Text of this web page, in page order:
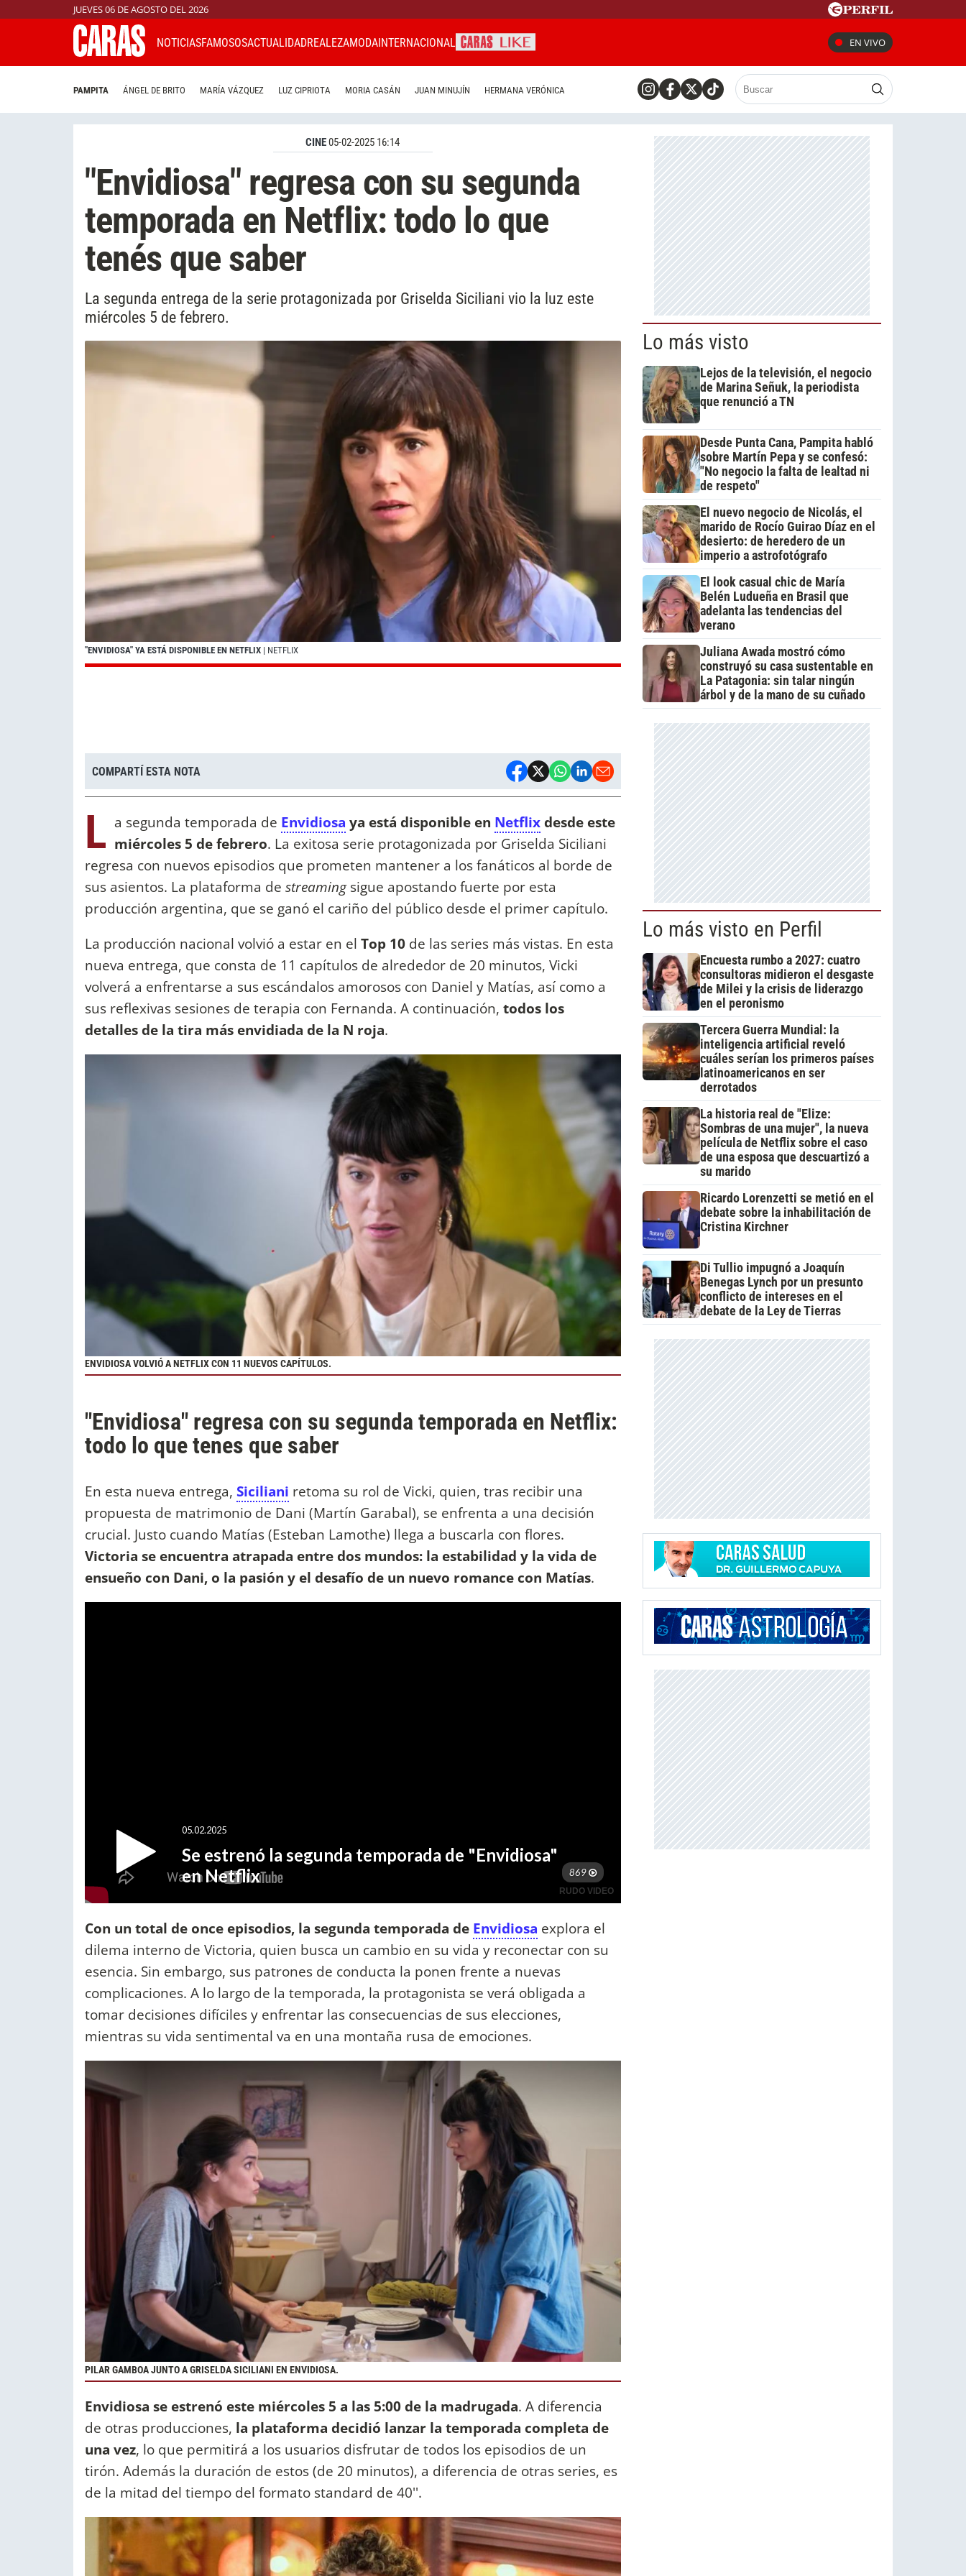
JUEVES 06 DE AGOSTO DEL 2026
NOTICIASFAMOSOSACTUALIDADREALEZAMODAINTERNACIONAL EN VIVO
PAMPITA ÁNGEL DE BRITO MARÍA VÁZQUEZ LUZ CIPRIOTA MORIA CASÁN JUAN MINUJÍN HERMANA VERÓNICA
CINE05-02-2025 16:14
"Envidiosa" regresa con su segunda
temporada en Netflix: todo lo que
tenés que saber
La segunda entrega de la serie protagonizada por Griselda Siciliani vio la luz este
miércoles 5 de febrero.
"ENVIDIOSA" YA ESTÁ DISPONIBLE EN NETFLIX | NETFLIX
COMPARTÍ ESTA NOTA
L a segunda temporada de Envidiosa ya está disponible en Netflixdesde este
miércoles 5 de febrero. La exitosa serie protagonizada por Griselda Siciliani
regresa con nuevos episodios que prometen mantener a los fanáticos al borde de
sus asientos. La plataforma de streamingsigue apostando fuerte por esta
producción argentina, que se ganó el cariño del público desde el primer capítulo.
La producción nacional volvió a estar en el Top 10 de las series más vistas. En esta
nueva entrega, que consta de 11 capítulos de alrededor de 20 minutos, Vicki
volverá a enfrentarse a sus escándalos amorosos con Daniel y Matías, así como a
sus reflexivas sesiones de terapia con Fernanda. A continuación, todos los
detalles de la tira más envidiada de la N roja.
ENVIDIOSA VOLVIÓ A NETFLIX CON 11 NUEVOS CAPÍTULOS.
"Envidiosa" regresa con su segunda temporada en Netflix:
todo lo que tenes que saber
En esta nueva entrega, Siciliani retoma su rol de Vicki, quien, tras recibir una
propuesta de matrimonio de Dani (Martín Garabal), se enfrenta a una decisión
crucial. Justo cuando Matías (Esteban Lamothe) llega a buscarla con flores.
Victoria se encuentra atrapada entre dos mundos: la estabilidad y la vida de
ensueño con Dani, o la pasión y el desafío de un nuevo romance con Matías.
Con un total de once episodios, la segunda temporada de Envidiosa explora el
dilema interno de Victoria, quien busca un cambio en su vida y reconectar con su
esencia. Sin embargo, sus patrones de conducta la ponen frente a nuevas
complicaciones. A lo largo de la temporada, la protagonista se verá obligada a
tomar decisiones difíciles y enfrentar las consecuencias de sus elecciones,
mientras su vida sentimental va en una montaña rusa de emociones.
PILAR GAMBOA JUNTO A GRISELDA SICILIANI EN ENVIDIOSA.
Envidiosa se estrenó este miércoles 5 a las 5:00 de la madrugada. A diferencia
de otras producciones, la plataforma decidió lanzar la temporada completa de
una vez, lo que permitirá a los usuarios disfrutar de todos los episodios de un
tirón. Además la duración de estos (de 20 minutos), a diferencia de otras series, es
de la mitad del tiempo del formato standard de 40''.
Lo más visto
Lejos de la televisión, el negocio
de Marina Señuk, la periodista
que renunció a TN
Desde Punta Cana, Pampita habló
sobre Martín Pepa y se confesó:
"No negocio la falta de lealtad ni
de respeto"
El nuevo negocio de Nicolás, el
marido de Rocío Guirao Díaz en el
desierto: de heredero de un
imperio a astrofotógrafo
El look casual chic de María
Belén Ludueña en Brasil que
adelanta las tendencias del
verano
Juliana Awada mostró cómo
construyó su casa sustentable en
La Patagonia: sin talar ningún
árbol y de la mano de su cuñado
Lo más visto en Perfil
Encuesta rumbo a 2027: cuatro
consultoras midieron el desgaste
de Milei y la crisis de liderazgo
en el peronismo
Tercera Guerra Mundial: la
inteligencia artificial reveló
cuáles serían los primeros países
latinoamericanos en ser
derrotados
La historia real de "Elize:
Sombras de una mujer", la nueva
película de Netflix sobre el caso
de una esposa que descuartizó a
su marido
Ricardo Lorenzetti se metió en el
debate sobre la inhabilitación de
Cristina Kirchner
Di Tullio impugnó a Joaquín
Benegas Lynch por un presunto
conflicto de intereses en el
debate de la Ley de Tierras